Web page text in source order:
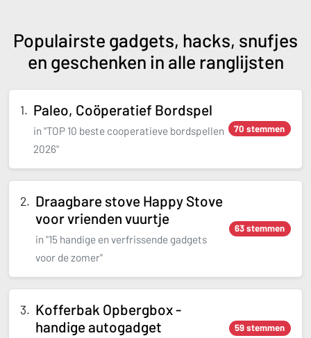
Populairste gadgets, hacks, snufjes
en geschenken in alle ranglijsten
Paleo, Coöperatief Bordspel
in "TOP 10 beste cooperatieve bordspellen
2026"
70 stemmen
Draagbare stove Happy Stove
voor vrienden vuurtje
in "15 handige en verfrissende gadgets
voor de zomer"
63 stemmen
Kofferbak Opbergbox -
handige autogadget
59 stemmen